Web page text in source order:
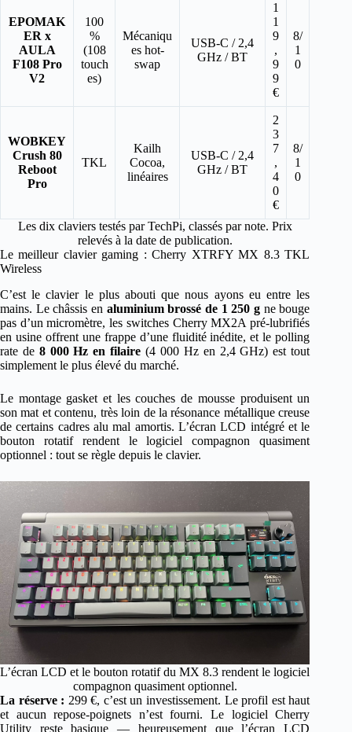
EPOMAK
ER x
AULA
F108 Pro
V2
100
%
(108
touch
es)
Mécaniqu
es hot-
swap
USB-C / 2,4
GHz / BT
1
1
9
,
9
9
€
8/
1
0
WOBKEY
Crush 80
Reboot
Pro
TKL
Kailh
Cocoa,
linéaires
USB-C / 2,4
GHz / BT
2
3
7
,
4
0
€
8/
1
0
Les dix claviers testés par TechPi, classés par note. Prix
relevés à la date de publication.
Le meilleur clavier gaming : Cherry XTRFY MX 8.3 TKL
Wireless
C’est le clavier le plus abouti que nous ayons eu entre les
mains. Le châssis en aluminium brossé de 1 250 gne bouge
pas d’un micromètre, les switches Cherry MX2A pré-lubrifiés
en usine offrent une frappe d’une fluidité inédite, et le polling
rate de 8 000 Hz en filaire (4 000 Hz en 2,4 GHz) est tout
simplement le plus élevé du marché.
Le montage gasket et les couches de mousse produisent un
son mat et contenu, très loin de la résonance métallique creuse
de certains cadres alu mal amortis. L’écran LCD intégré et le
bouton rotatif rendent le logiciel compagnon quasiment
optionnel : tout se règle depuis le clavier.
L’écran LCD et le bouton rotatif du MX 8.3 rendent le logiciel
compagnon quasiment optionnel.
La réserve : 299 €, c’est un investissement. Le profil est haut
et aucun repose-poignets n’est fourni. Le logiciel Cherry
Utility reste basique — heureusement que l’écran LCD